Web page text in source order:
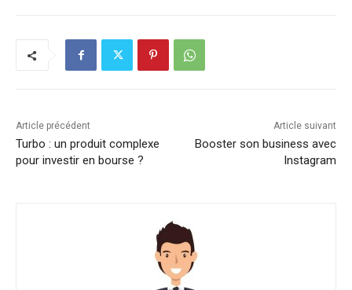
Article précédent
Turbo : un produit complexe
pour investir en bourse ?
Article suivant
Booster son business avec
Instagram